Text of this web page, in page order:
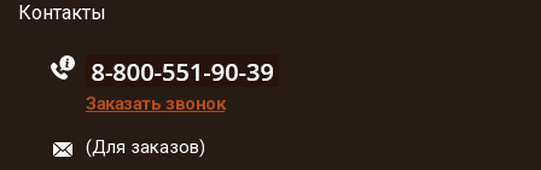
Контакты
88005555550
Заказать звонок
(Для заказов)